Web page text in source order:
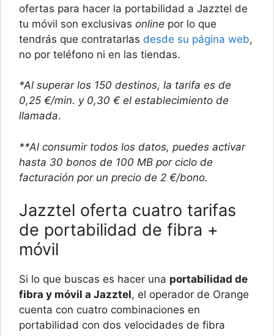
ofertas para hacer la portabilidad a Jazztel de
tu móvil son exclusivas online por lo que
tendrás que contratarlas desde su página web,
no por teléfono ni en las tiendas.
*Al superar los 150 destinos, la tarifa es de
0,25 €/min. y 0,30 € el establecimiento de
llamada.
**Al consumir todos los datos, puedes activar
hasta 30 bonos de 100 MB por ciclo de
facturación por un precio de 2 €/bono.
Jazztel oferta cuatro tarifas
de portabilidad de fibra +
móvil
Si lo que buscas es hacer una portabilidad de
fibra y móvil a Jazztel, el operador de Orange
cuenta con cuatro combinaciones en
portabilidad con dos velocidades de fibra